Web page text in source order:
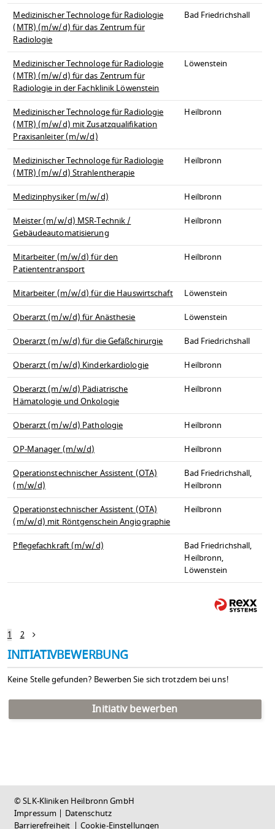
Medizinischer Technologe für Radiologie
(MTR) (m/w/d) für das Zentrum für
Radiologie
Bad Friedrichshall
Medizinischer Technologe für Radiologie
(MTR) (m/w/d) für das Zentrum für
Radiologie in der Fachklinik Löwenstein
Löwenstein
Medizinischer Technologe für Radiologie
(MTR) (m/w/d) mit Zusatzqualifikation
Praxisanleiter (m/w/d)
Heilbronn
Medizinischer Technologe für Radiologie
(MTR) (m/w/d) Strahlentherapie
Heilbronn
Medizinphysiker (m/w/d)
Heilbronn
Meister (m/w/d) MSR-Technik /
Gebäudeautomatisierung
Heilbronn
Mitarbeiter (m/w/d) für den
Patiententransport
Heilbronn
Mitarbeiter (m/w/d) für die Hauswirtschaft
Löwenstein
Oberarzt (m/w/d) für Anästhesie
Löwenstein
Oberarzt (m/w/d) für die Gefäßchirurgie
Bad Friedrichshall
Oberarzt (m/w/d) Kinderkardiologie
Heilbronn
Oberarzt (m/w/d) Pädiatrische
Hämatologie und Onkologie
Heilbronn
Oberarzt (m/w/d) Pathologie
Heilbronn
OP-Manager (m/w/d)
Heilbronn
Operationstechnischer Assistent (OTA)
(m/w/d)
Bad Friedrichshall,
Heilbronn
Operationstechnischer Assistent (OTA)
(m/w/d) mit Röntgenschein Angiographie
Heilbronn
Pflegefachkraft (m/w/d)
Bad Friedrichshall,
Heilbronn,
Löwenstein
1 2
INITIATIVBEWERBUNG
Keine Stelle gefunden? Bewerben Sie sich trotzdem bei uns!
Initiativ bewerben
© SLK-Kliniken Heilbronn GmbH
Impressum | Datenschutz
Barrierefreiheit | Cookie-Einstellungen